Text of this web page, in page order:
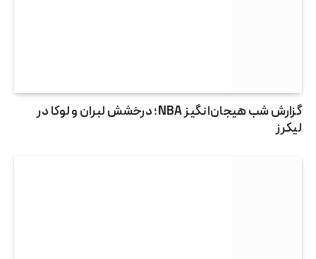
گزارش شب هیجان‌انگیز NBA؛ درخشش لبران و لوکا در
لیکرز